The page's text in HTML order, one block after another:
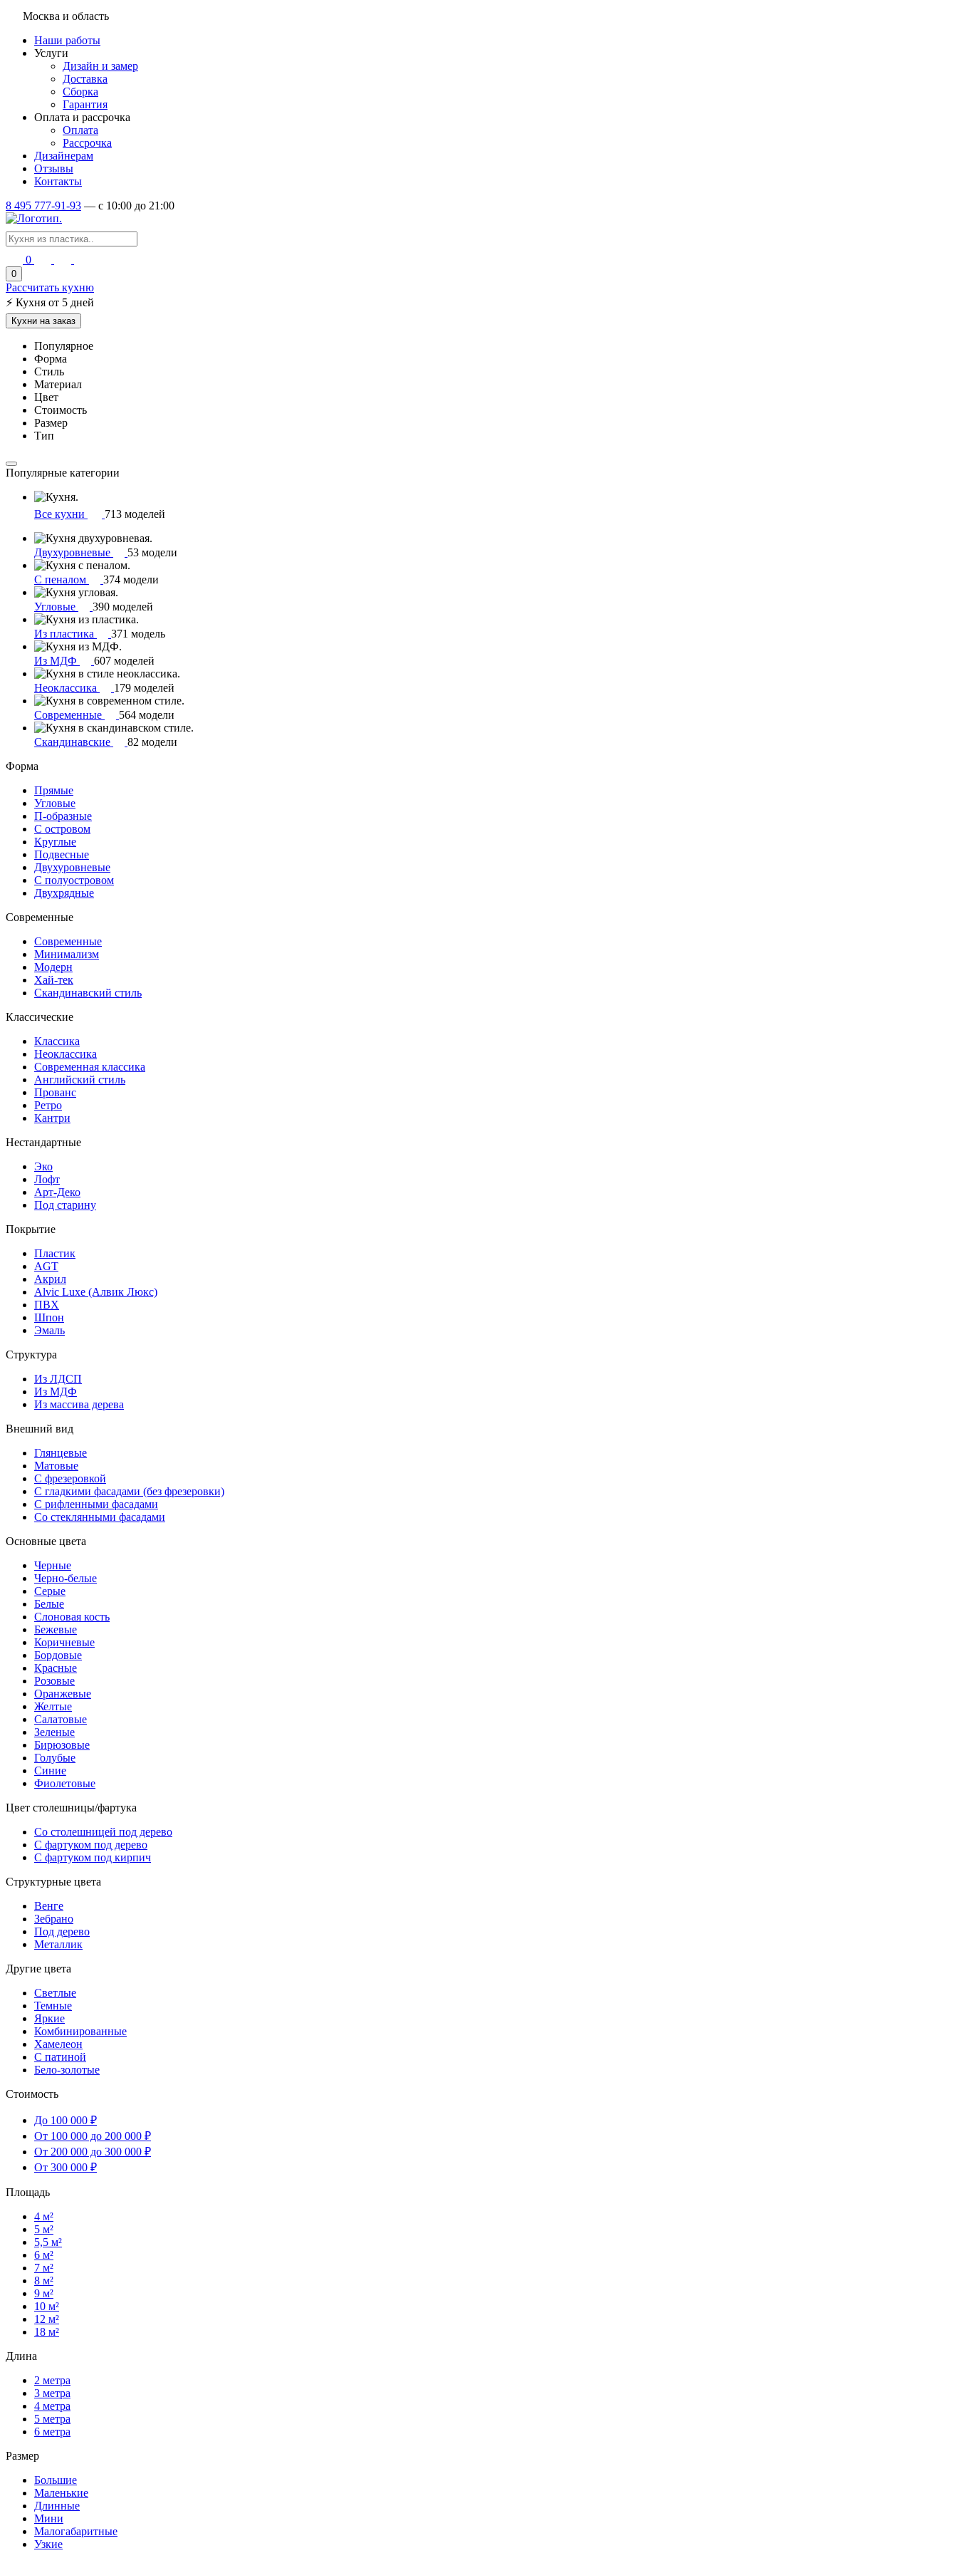
Москва и область
Наши работы
Услуги
Дизайн и замер
Доставка
Сборка
Гарантия
Оплата и рассрочка
Оплата
Рассрочка
Дизайнерам
Отзывы
Контакты
8 495 777-91-93 — c 10:00 до 21:00
0
0
Рассчитать кухню
⚡ Кухня от 5 дней
Кухни на заказ
Популярное
Форма
Стиль
Материал
Цвет
Стоимость
Размер
Тип
Популярные категории
Все кухни 713 моделей
Двухуровневые 53 модели
С пеналом 374 модели
Угловые 390 моделей
Из пластика 371 модель
Из МДФ 607 моделей
Неоклассика 179 моделей
Современные 564 модели
Скандинавские
82 модели
Форма
Прямые
Угловые
П-образные
С островом
Круглые
Подвесные
Двухуровневые
С полуостровом
Двухрядные
Современные
Современные
Минимализм
Модерн
Хай-тек
Скандинавский стиль
Классические
Классика
Неоклассика
Современная классика
Английский стиль
Прованс
Ретро
Кантри
Нестандартные
Эко
Лофт
Арт-Деко
Под старину
Покрытие
Пластик
AGT
Акрил
Alvic Luxe (Алвик Люкс)
ПВХ
Шпон
Эмаль
Структура
Из ЛДСП
Из МДФ
Из массива дерева
Внешний вид
Глянцевые
Матовые
С фрезеровкой
С гладкими фасадами (без фрезеровки)
С рифленными фасадами
Со стеклянными фасадами
Основные цвета
Черные
Черно-белые
Серые
Белые
Слоновая кость
Бежевые
Коричневые
Бордовые
Красные
Розовые
Оранжевые
Желтые
Салатовые
Зеленые
Бирюзовые
Голубые
Синие
Фиолетовые
Цвет столешницы/фартука
Со столешницей под дерево
С фартуком под дерево
С фартуком под кирпич
Структурные цвета
Венге
Зебрано
Под дерево
Металлик
Другие цвета
Светлые
Темные
Яркие
Комбинированные
Хамелеон
С патиной
Бело-золотые
Стоимость
До 100 000 ₽
От 100 000 до 200 000 ₽
От 200 000 до 300 000 ₽
От 300 000 ₽
Площадь
4 м²
5 м²
5,5 м²
6 м²
7 м²
8 м²
9 м²
10 м²
12 м²
18 м²
Длина
2 метра
3 метра
4 метра
5 метра
6 метра
Размер
Большие
Маленькие
Длинные
Мини
Малогабаритные
Узкие